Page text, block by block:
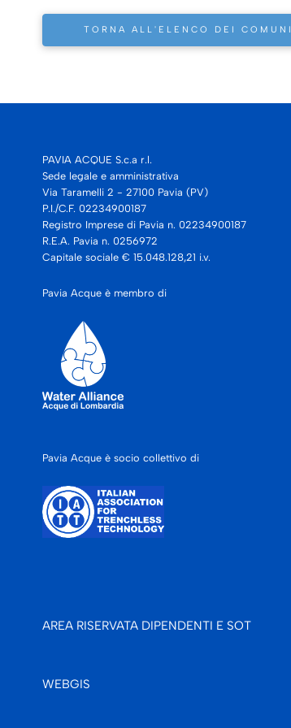
TORNA ALL'ELENCO DEI COMUNI
PAVIA ACQUE S.c.a r.l.
Sede legale e amministrativa
Via Taramelli 2 - 27100 Pavia (PV)
P.I./C.F. 02234900187
Registro Imprese di Pavia n. 02234900187
R.E.A. Pavia n. 0256972
Capitale sociale € 15.048.128,21 i.v.
Pavia Acque è membro di
Pavia Acque è socio collettivo di
AREA RISERVATA DIPENDENTI E SOT
WEBGIS